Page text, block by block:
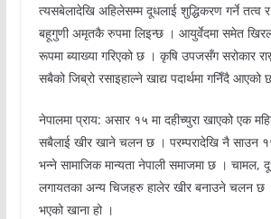
त्यसबेलादेखि अहिलेसम्म दूधलाई शुद्धिकरण गर्ने तत्व र
बहूगुणी अमृतकै रुपमा लिइन्छ । आयुर्वेदमा समेत
रूपमा ब्याख्या गरिएको छ । कृषि उपजसँग सरोकार
सबैको जिब्रो रसाइहाल्ने खाद्य पदार्थमा गनिँदै आएको
नेपालमा प्राय: असार १५ मा दहीच्युरा खाएको एक
सबैलाई खीर खाने चलन छ । परम्परादेखि नै साउन
भन्ने सामाजिक मान्यता नेपाली समाजमा छ । चामल,
लगायतका अन्य चिजहरु हालेर खीर बनाउने चलन छ
भएको खाना हो ।